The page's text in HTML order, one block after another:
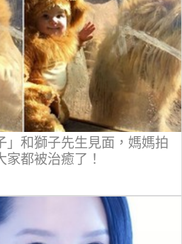
」和獅子先生見面，媽媽拍
都被治癒了！